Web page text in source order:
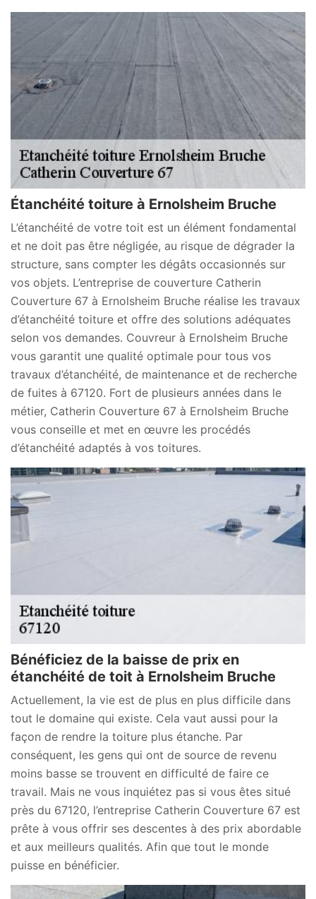
Étanchéité toiture à Ernolsheim Bruche
L’étanchéité de votre toit est un élément fondamental
et ne doit pas être négligée, au risque de dégrader la
structure, sans compter les dégâts occasionnés sur
vos objets. L’entreprise de couverture Catherin
Couverture 67 à Ernolsheim Bruche réalise les travaux
d’étanchéité toiture et offre des solutions adéquates
selon vos demandes. Couvreur à Ernolsheim Bruche
vous garantit une qualité optimale pour tous vos
travaux d’étanchéité, de maintenance et de recherche
de fuites à 67120. Fort de plusieurs années dans le
métier, Catherin Couverture 67 à Ernolsheim Bruche
vous conseille et met en œuvre les procédés
d’étanchéité adaptés à vos toitures.
Bénéficiez de la baisse de prix en
étanchéité de toit à Ernolsheim Bruche
Actuellement, la vie est de plus en plus difficile dans
tout le domaine qui existe. Cela vaut aussi pour la
façon de rendre la toiture plus étanche. Par
conséquent, les gens qui ont de source de revenu
moins basse se trouvent en difficulté de faire ce
travail. Mais ne vous inquiétez pas si vous êtes situé
près du 67120, l’entreprise Catherin Couverture 67 est
prête à vous offrir ses descentes à des prix abordable
et aux meilleurs qualités. Afin que tout le monde
puisse en bénéficier.